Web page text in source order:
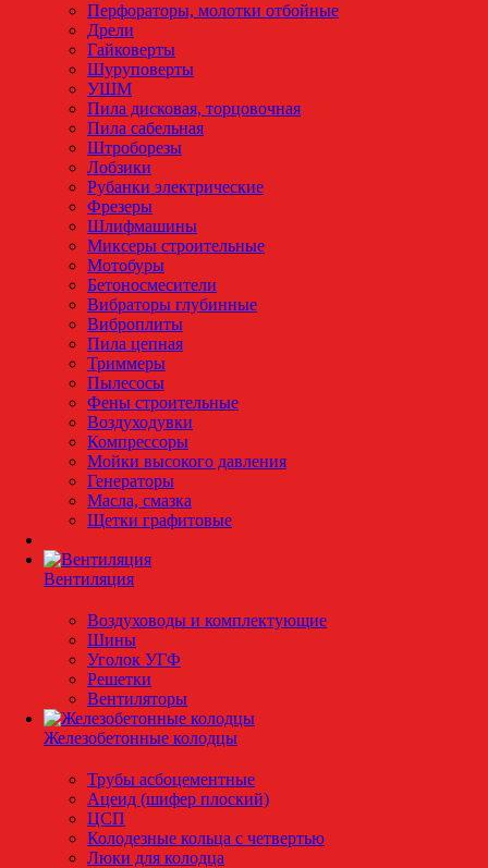
Перфораторы, молотки отбойные
Дрели
Гайковерты
Шуруповерты
УШМ
Пила дисковая, торцовочная
Пила сабельная
Штроборезы
Лобзики
Рубанки электрические
Фрезеры
Шлифмашины
Миксеры строительные
Мотобуры
Бетоносмесители
Вибраторы глубинные
Виброплиты
Пила цепная
Триммеры
Пылесосы
Фены строительные
Воздуходувки
Компрессоры
Мойки высокого давления
Генераторы
Масла, смазка
Щетки графитовые
Вентиляция
Воздуховоды и комплектующие
Шины
Уголок УГФ
Решeтки
Вентиляторы
Железобетонные колодцы
Трубы асбоцементные
Ацеид (шифер плоский)
ЦСП
Колодезные кольца с четвертью
Люки для колодца